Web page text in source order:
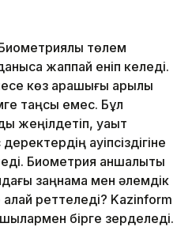
төлем
жаппай еніп келеді.
көз қарашығы арқылы
таңсық емес. Бұл
жеңілдетіп, уақыт
қауіпсіздігіне
Биометрия қаншалықты
заңнама мен әлемдік
реттеледі? Kazinform
бірге зерделеді.